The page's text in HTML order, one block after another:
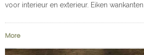
voor interieur en exterieur. Eiken
More